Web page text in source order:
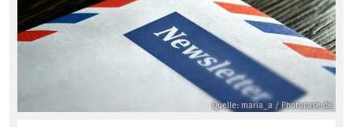
Quelle: maria_a / Photocase.de